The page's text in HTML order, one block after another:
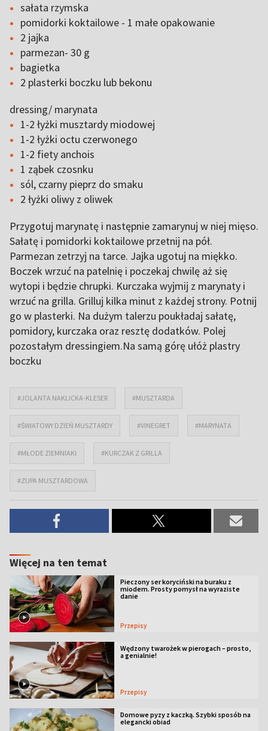
sałata rzymska
pomidorki koktailowe - 1 małe opakowanie
2 jajka
parmezan- 30 g
bagietka
2 plasterki boczku lub bekonu
dressing/ marynata
1-2 łyżki musztardy miodowej
1-2 łyżki octu czerwonego
1-2 fiety anchois
1 ząbek czosnku
sól, czarny pieprz do smaku
2 łyżki oliwy z oliwek
Przygotuj marynatę i następnie zamarynuj w niej mięso.
Sałatę i pomidorki koktailowe przetnij na pół.
Parmezan zetrzyj na tarce. Jajka ugotuj na miękko.
Boczek wrzuć na patelnię i poczekaj chwilę aż się
wytopi i będzie chrupki. Kurczaka wyjmij z marynaty i
wrzuć na grilla. Grilluj kilka minut z każdej strony. Potnij
go w plasterki. Na dużym talerzu poukładaj sałatę,
pomidory, kurczaka oraz resztę dodatków. Polej
pozostałym dressingiem.Na samą górę ułóż plastry
boczku
#JOLANTA NAKLICKA-KLESER #MUSZTARDA
#ŚWIATOWY DZIEŃ MUSZTARDY #VINEGRET #MARYNATA
#MŁODE ZIEMNIAKI #KURCZAK Z GRILLA
#ZUPA MUSZTARDOWA
Więcej na ten temat
Pieczony ser koryciński na buraku z
miodem. Prosty pomysł na wyraziste
danie
Przepisy
Wędzony twarożek w pierogach – prosto,
a genialnie!
Przepisy
Domowe pyzy z kaczką. Szybki sposób na
elegancki obiad